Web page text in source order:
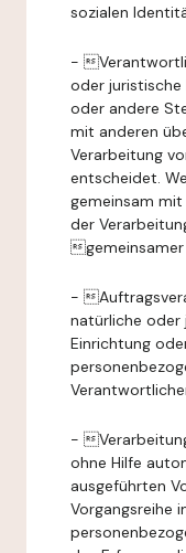
sozialen
-
oder juristische
oder andere
mit anderen
Verarbeitung
entscheidet.
gemeinsam
der
gemeinsamer
-
natürliche oder
Einrichtung
-
ohne Hilfe
ausgeführten
Vorgangsreihe